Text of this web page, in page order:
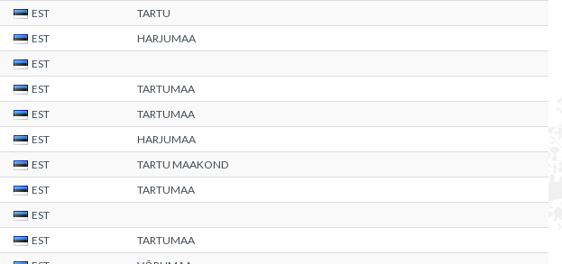
EST
TARTU
EST
HARJUMAA
EST
EST
TARTUMAA
EST
TARTUMAA
EST
HARJUMAA
EST
TARTU MAAKOND
EST
TARTUMAA
EST
EST
TARTUMAA